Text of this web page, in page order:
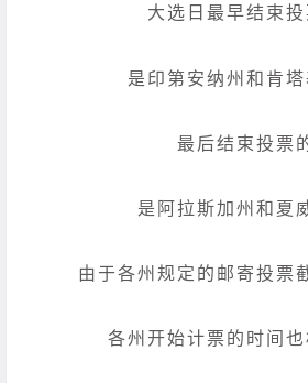
大选日最早结束投
是印第安纳州和肯塔
最后结束投票
是阿拉斯加州和夏
由于各州规定的邮寄投票
各州开始计票的时间